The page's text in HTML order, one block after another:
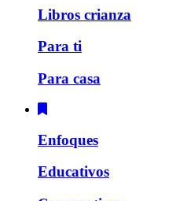
Libros crianza
Para ti
Para casa
Enfoques
Educativos